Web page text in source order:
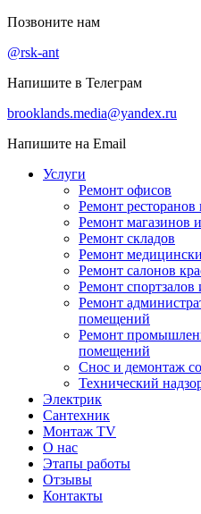
Позвоните нам
@rsk-ant
Напишите в Телеграм
brooklands.media@yandex.ru
Напишите на Email
Услуги
Ремонт офисов
Ремонт ресторанов
Ремонт магазинов
Ремонт складов
Ремонт
Ремонт салонов
Ремонт
Ремонт
помещений
Ремонт
помещений
Снос и демонтаж
Технический
Электрик
Сантехник
Монтаж TV
О нас
Этапы работы
Отзывы
Контакты